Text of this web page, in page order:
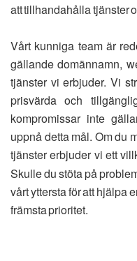
att tillhandahålla tjänster
Vårt kunniga team är
gällande domännamn,
tjänster vi erbjuder. Vi
prisvärda och
kompromissar inte
uppnå detta mål. Om du
tjänster erbjuder vi ett
Skulle du stöta på
vårt yttersta för att hjälpa
främsta prioritet.